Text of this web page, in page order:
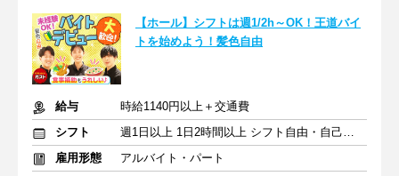
【ホール】シフトは週1/2h～OK！王道バイ
トを始めよう！髪色自由
給与
時給1140円以上＋交通費
シフト
週1日以上 1日2時間以上 シフト自由・自己申告
雇用形態
アルバイト・パート